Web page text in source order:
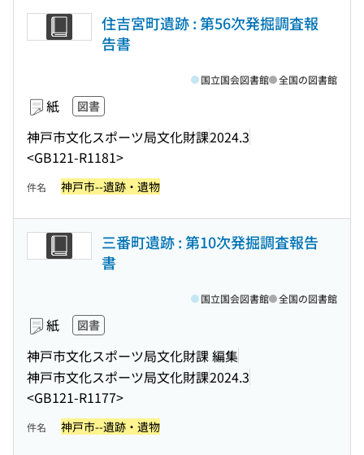
住吉宮町遺跡 : 第56次発掘調査報
告書
紙 図書
神戸市文化スポーツ局文化財課2024.3
<GB121-R1181>
国立国会図書館 全国の図書館
件名 神戸市--遺跡・遺物
三番町遺跡 : 第10次発掘調査報告
書
紙 図書
神戸市文化スポーツ局文化財課 編集
神戸市文化スポーツ局文化財課2024.3
<GB121-R1177>
国立国会図書館 全国の図書館
件名 神戸市--遺跡・遺物